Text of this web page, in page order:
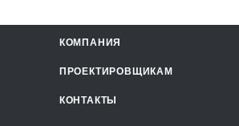
КОМПАНИЯ
ПРОЕКТИРОВЩИКАМ
КОНТАКТЫ